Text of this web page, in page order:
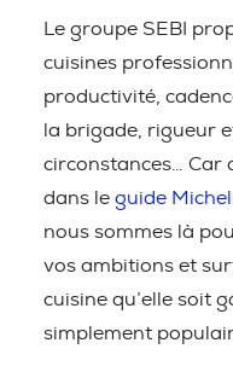
Le groupe SEBI
cuisines
productivité,
la brigade, rigueur
circonstances… Car
dans le guide
nous sommes là
vos ambitions et
cuisine qu’elle soit
simplement